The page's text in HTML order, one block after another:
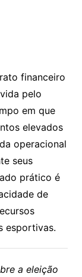
financeiro
pelo
em que
elevados
operacional
seus
prático é
de
esportivas.
a eleição